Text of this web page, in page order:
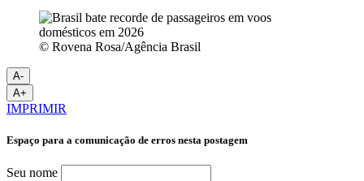
© Rovena Rosa/Agência Brasil
A-
A+
IMPRIMIR
Espaço para a comunicação de erros nesta postagem
Seu nome